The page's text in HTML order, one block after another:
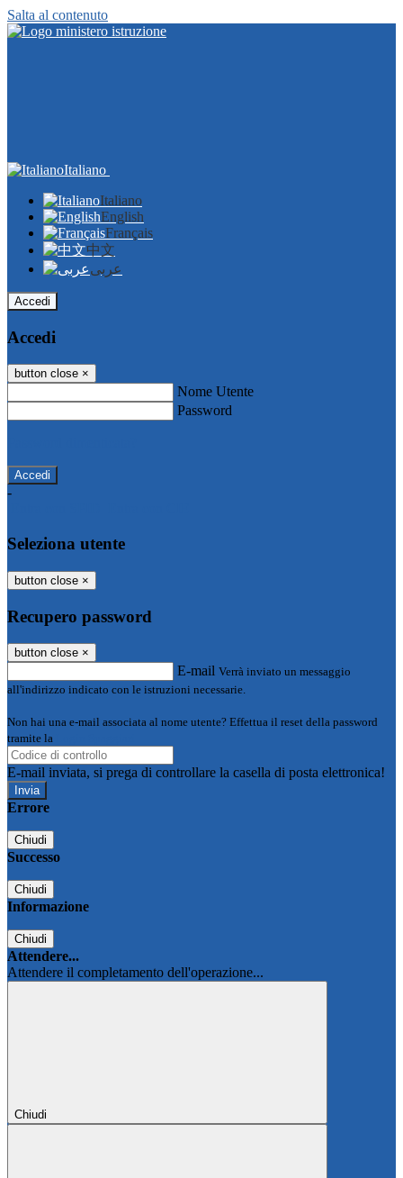
Salta al contenuto
Italiano
Italiano
English
Français
中文
عربى
Accedi
Accedi
button close ×
Nome Utente
Password
-
Seleziona utente
button close ×
Recupero password
button close ×
E-mail Verrà inviato un messaggio
all'indirizzo indicato con le istruzioni necessarie.
Non hai una e-mail associata al nome utente? Effettua il reset della password
tramite la
E-mail inviata, si prega di controllare la casella di posta elettronica!
Errore
Chiudi
Successo
Chiudi
Informazione
Chiudi
Attendere...
Attendere il completamento dell'operazione...
Chiudi